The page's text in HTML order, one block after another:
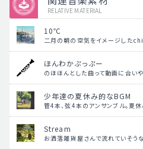
RELATIVE MATERIAL
10℃
二月の朝の空気をイメージした
ほんわかぷっぷー
のほほんとした曲って動画に合い
少年達の夏休み的なBGM
管4本、弦4本のアンサンブル。夏
Stream
お洒落雑貨屋さんで流れていそう